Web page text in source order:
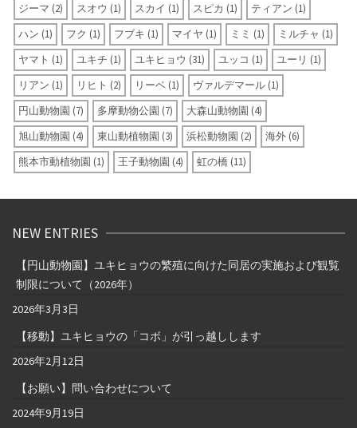
ジーマ (2) スオウ (1) スカイ (1) スピカ (1) ティアン (1)
ハン (1) フク (1) フブキ (1) マイヤ (1) ミミ (1) ミルチャ (1)
ヤマト (1) ユキチ (1) ユキヒョウ (31) ユッコ (1) ユーリ (1)
リアン (1) リヒト (2) リーベ (1) ヴァルデマール (1)
円山動物園 (7) 多摩動物公園 (7) 大森山動物園 (4)
旭山動物園 (4) 東山動植物園 (3) 浜松動物園 (2) 海外 (6)
熊本市動植物園 (1) 王子動物園 (4) 虹の橋 (11)
NEW ENTRIES
【円山動物園】ユキヒョウの繁殖に向けた同居の実施および観覧
制限について（2026年）
2026年3月3日
【移動】ユキヒョウの「コボ」が引っ越しします
2026年2月12日
【お願い】問い合わせについて
2024年9月19日